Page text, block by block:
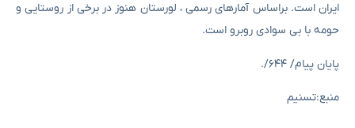
ایران است. براساس آمارهای رسمی ، لورستان هنوز در برخی از روستایی و
حومه با بی سوادی روبرو است.
پایان پیام/ ۶۴۴/.
منبع:تسنیم